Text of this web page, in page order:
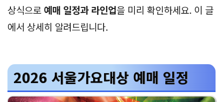
상식으로 예매 일정과 라인업을 미리 확인하세요. 이 글
에서 상세히 알려드립니다.
2026 서울가요대상 예매 일정